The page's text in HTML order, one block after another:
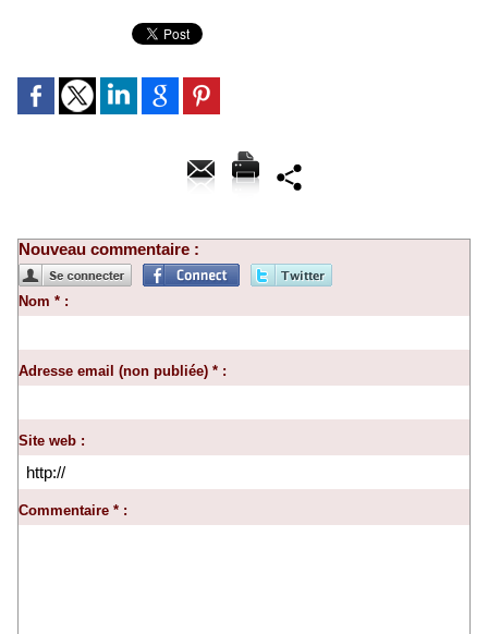
Nouveau commentaire :
Nom * :
Adresse email (non publiée) * :
Site web :
Commentaire * :